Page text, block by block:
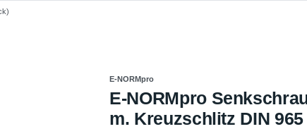
E-NORMpro
E-NORMpro
m. Kreuzschlitz DIN 965